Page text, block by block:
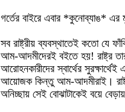
গর্তের বাইরে এবার *কুনোব্যাঙ*
সব রাষ্ট্রীয় ব্যবস্থাতেই কতো যে
আম-আদমীদেরই বইতে হয়! রাষ্ট্র
আরোহনকারীদের স্বার্থের
আয়োজক কিন্তু আম-আদমীরাই।
অনিচ্ছায় সেই বোঝাটাকেই বয়ে